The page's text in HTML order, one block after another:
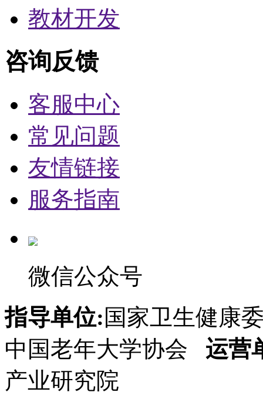
教材开发
咨询反馈
客服中心
常见问题
友情链接
服务指南
微信公众号
指导单位:国家卫生健康
中国老年大学协会 运营
产业研究院